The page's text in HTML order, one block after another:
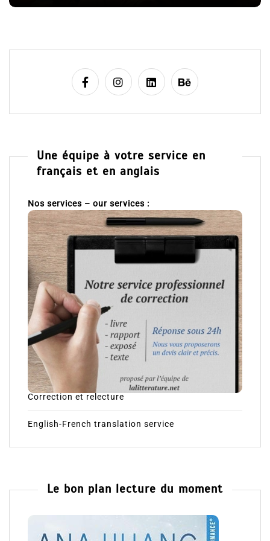
e
Une équipe à votre service en
français et en anglais
Nos services – our services :
Correction et relecture
English-French translation service
Le bon plan lecture du moment